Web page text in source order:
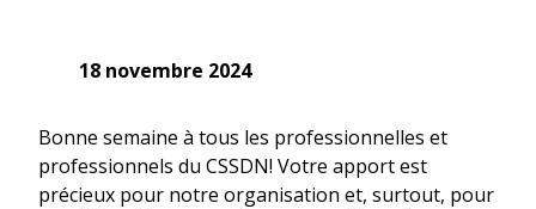
18 novembre 2024
Bonne semaine à tous les professionnelles et
professionnels du CSSDN! Votre apport est
précieux pour notre organisation et, surtout, pour